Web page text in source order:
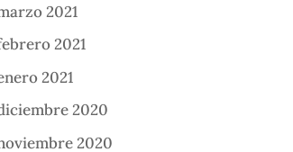
2021
2021
2021
2020
2020